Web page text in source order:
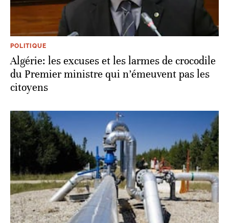
POLITIQUE
Algérie: les excuses et les larmes de crocodile
du Premier ministre qui n’émeuvent pas les
citoyens